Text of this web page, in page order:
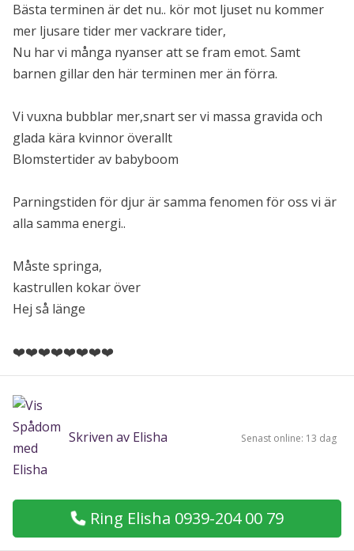
Bästa terminen är det nu.. kör mot ljuset nu kommer
mer ljusare tider mer vackrare tider,
Nu har vi många nyanser att se fram emot. Samt
barnen gillar den här terminen mer än förra.
Vi vuxna bubblar mer,snart ser vi massa gravida och
glada kära kvinnor överallt
Blomstertider av babyboom
Parningstiden för djur är samma fenomen för oss vi är
alla samma energi..
Måste springa,
kastrullen kokar över
Hej så länge
❤️❤️❤️❤️❤️❤️❤️❤️
Skriven av Elisha Senast online: 13 dag
Ring Elisha 0939-204 00 79